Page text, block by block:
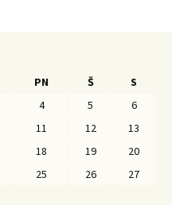
PN Š
S
4 5
6
11 12
13
18 19
20
25 26
27